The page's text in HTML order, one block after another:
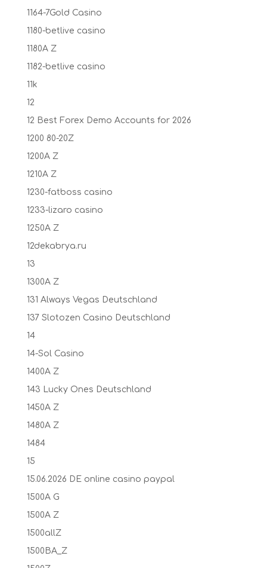
1164-7Gold Casino
1180-betlive casino
1180A Z
1182-betlive casino
11k
12
12 Best Forex Demo Accounts for 2026
1200 80-20Z
1200A Z
1210A Z
1230-fatboss casino
1233-lizaro casino
1250A Z
12dekabrya.ru
13
1300A Z
131 Always Vegas Deutschland
137 Slotozen Casino Deutschland
14
14-Sol Casino
1400A Z
143 Lucky Ones Deutschland
1450A Z
1480A Z
1484
15
15.06.2026 DE online casino paypal
1500A G
1500A Z
1500allZ
1500BA_Z